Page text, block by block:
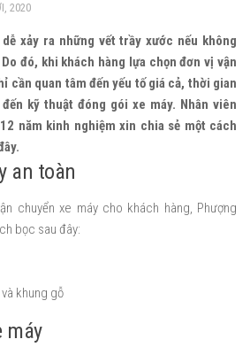
2020
xảy ra những vết trầy xước nếu không
đó, khi khách hàng lựa chọn đơn vị vận
cần quan tâm đến yếu tố giá cả, thời gian
kỹ thuật đóng gói xe máy. Nhân viên
năm kinh nghiệm xin chia sẻ một cách
an toàn
chuyển xe máy cho khách hàng, Phượng
bọc sau đây:
khung gỗ
máy